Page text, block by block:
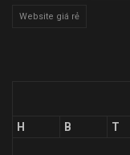
Website giá rẻ
H B T